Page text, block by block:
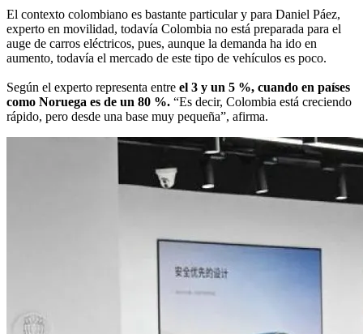
El contexto colombiano es bastante particular y para Daniel Páez,
experto en movilidad, todavía Colombia no está preparada para el
auge de carros eléctricos, pues, aunque la demanda ha ido en
aumento, todavía el mercado de este tipo de vehículos es poco.
Según el experto representa entre el 3 y un 5 %, cuando en países
como Noruega es de un 80 %. “Es decir, Colombia está creciendo
rápido, pero desde una base muy pequeña”, afirma.